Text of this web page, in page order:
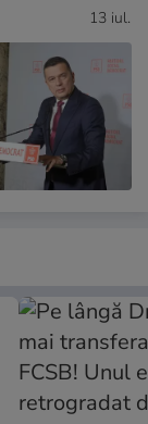
13 iul.